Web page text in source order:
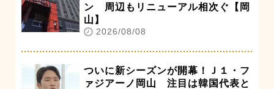
ン 周辺もリニューアル相次ぐ【岡
山】
2026/08/08
ついに新シーズンが開幕！Ｊ１・フ
ァジアーノ岡山 注目は韓国代表と